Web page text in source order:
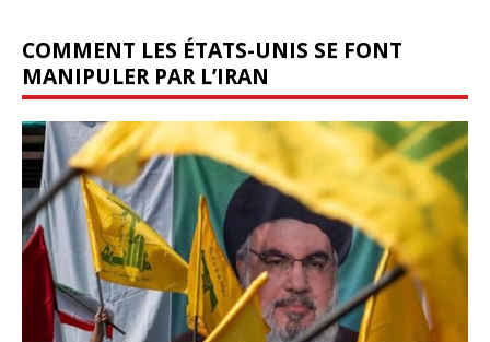
COMMENT LES ÉTATS-UNIS SE FONT
MANIPULER PAR L’IRAN